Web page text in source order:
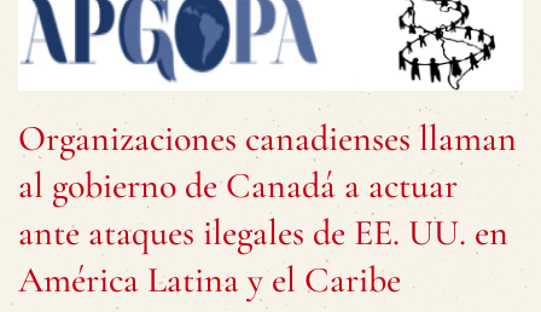
Organizaciones canadienses llaman
al gobierno de Canadá a actuar
ante ataques ilegales de EE. UU. en
América Latina y el Caribe